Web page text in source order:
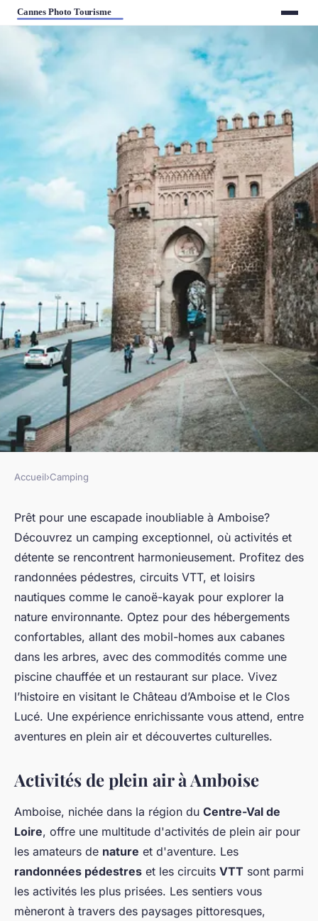
CAMPING
Découvrez le camping vers
amboise : activités et détente
exceptionnelles
Inaya•15 septembre 2024•3 min de lecture
Accueil›Camping
Prêt pour une escapade inoubliable à Amboise?
Découvrez un camping exceptionnel, où activités et
détente se rencontrent harmonieusement. Profitez des
randonnées pédestres, circuits VTT, et loisirs
nautiques comme le canoë-kayak pour explorer la
nature environnante. Optez pour des hébergements
confortables, allant des mobil-homes aux cabanes
dans les arbres, avec des commodités comme une
piscine chauffée et un restaurant sur place. Vivez
l’histoire en visitant le Château d’Amboise et le Clos
Lucé. Une expérience enrichissante vous attend, entre
aventures en plein air et découvertes culturelles.
Activités de plein air à Amboise
Amboise, nichée dans la région du Centre-Val de
Loire, offre une multitude d'activités de plein air pour
les amateurs de nature et d'aventure. Les
randonnées pédestres et les circuits VTT sont parmi
les activités les plus prisées. Les sentiers vous
mèneront à travers des paysages pittoresques,